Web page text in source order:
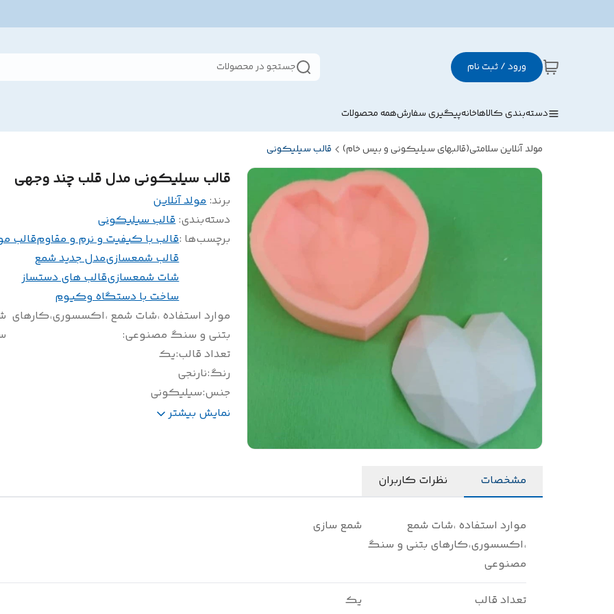
ورود / ثبت نام جستجو در محصولات
دسته‌بندی کالاهاخانهپیگیری سفارشهمه محصولات
مولد آنلاین سلامتی(قالبهای سیلیکونی و بیس خام) قالب سیلیکونی
قالب سیلیکونی مدل قلب چند وجهی
برند:مولد آنلاین
دسته‌بندی:قالب سیلیکونی
برچسب‌ها :قالب با کیفیت و نرم و مقاومقالب
قالب شمعسازیمدل جدید شمع
شات شمعسازیقالب های دستساز
ساخت با دستگاه وکیوم
موارد استفاده ،شات شمع ،اکسسوری،کارهای
بتنی و سنگ مصنوعی:
تعداد قالب:یک
رنگ:نارنجی
جنس:سیلیکونی
وزن(گرم):
143نمایش بیشتر
مشخصات نظرات کاربران
موارد استفاده ،شات شمع
،اکسسوری،کارهای بتنی و سنگ
مصنوعی
شمع سازی
تعداد قالب یک